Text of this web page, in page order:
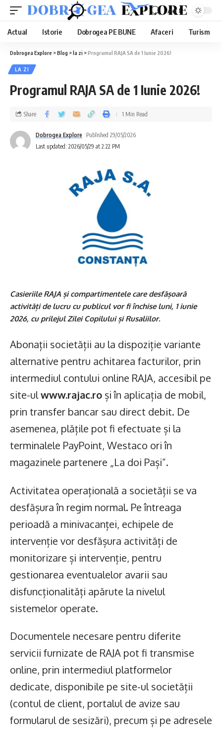
Aa
Actual Istorie Dobrogea PE BUNE Afaceri Turism
Dobrogea Explore >Blog >la zi >Programul RAJA SA de 1 Iunie 2026!
LA ZI
Programul RAJA SA de 1 Iunie 2026!
Last updated: 2026/05/29 at 2:22 PM
Dobrogea Explore Published 29/05/2026
Share 1 Min Read
Casieriile RAJA și compartimentele care desfășoară
activități de lucru cu publicul vor fi închise luni, 1 iunie
2026, cu prilejul Zilei Copilului și Rusaliilor.
Abonații societății au la dispoziție variante
alternative pentru achitarea facturilor, prin
intermediul contului online RAJA, accesibil pe
site-ulwww.rajac.ro și în aplicația de mobil,
prin transfer bancar sau direct debit. De
asemenea, plățile pot fi efectuate și la
terminalele PayPoint, Westaco ori în
magazinele partenere „La doi Pași”.
Activitatea operațională a societății se va
desfășura în regim normal. Pe întreaga
perioadă a minivacanței, echipele de
intervenție vor desfășura activități de
monitorizare și intervenție, pentru
gestionarea eventualelor avarii sau
disfuncționalități apărute la nivelul
sistemelor operate.
Documentele necesare pentru diferite
servicii furnizate de RAJA pot fi transmise
online, prin intermediul platformelor
dedicate, disponibile pe site-ul societății
(contul de client, portalul de avize sau
formularul de sesizări), precum și pe adresele